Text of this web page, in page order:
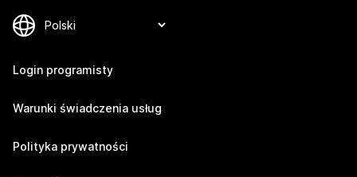
Login programisty
Warunki świadczenia usług
Polityka prywatności